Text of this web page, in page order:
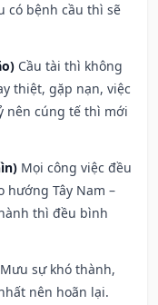
có bệnh cầu thì sẽ
Cầu tài thì không
thiệt, gặp nạn, việc
nên cúng tế thì mới
Mọi công việc đều
Tây Nam –
thì đều bình
Mưu sự khó thành,
nên hoãn lại.